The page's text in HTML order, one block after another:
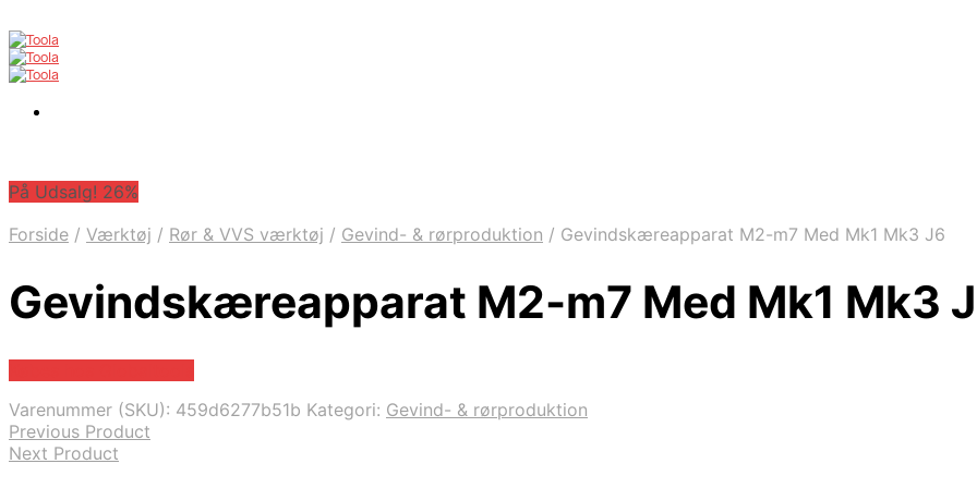
På Udsalg! 26%
Forside / Værktøj / Rør & VVS værktøj / Gevind- & rørproduktion / Gevindskæreapparat M2-m7 Med Mk1 Mk3 J6
Gevindskæreapparat M2-m7 Med Mk1 Mk3
Varenummer (SKU): 459d6277b51b Kategori: Gevind- & rørproduktion
Previous Product
Next Product